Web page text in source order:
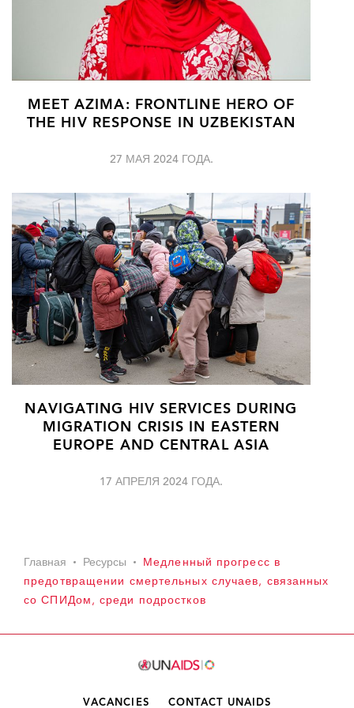
MEET AZIMA: FRONTLINE HERO OF
THE HIV RESPONSE IN UZBEKISTAN
27 МАЯ 2024 ГОДА.
NAVIGATING HIV SERVICES DURING
MIGRATION CRISIS IN EASTERN
EUROPE AND CENTRAL ASIA
17 АПРЕЛЯ 2024 ГОДА.
Главная Ресурсы
Медленный прогресс в
предотвращении смертельных случаев, связанных
со СПИДом, среди подростков
VACANCIES CONTACT UNAIDS